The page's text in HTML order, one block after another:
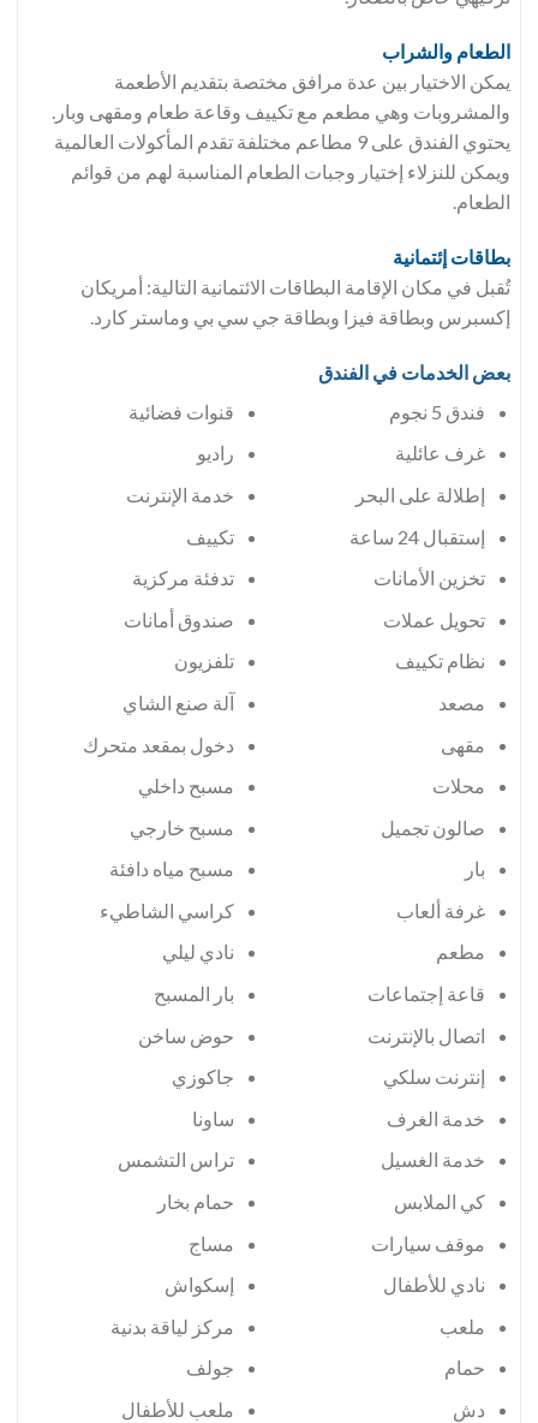
الطعام والشراب
يمكن الاختيار بين عدة مرافق مختصة بتقديم الأطعمة
والمشروبات وهي مطعم مع تكييف وقاعة طعام ومقهى وبار.
يحتوي الفندق على 9 مطاعم مختلفة تقدم المأكولات العالمية
ويمكن للنزلاء إختيار وجبات الطعام المناسبة لهم من قوائم
الطعام.
بطاقات إئتمانية
تُقبل في مكان الإقامة البطاقات الائتمانية التالية: أمريكان
إكسبرس وبطاقة فيزا وبطاقة جي سي بي وماستر كارد.
بعض الخدمات في الفندق
فندق 5 نجوم
غرف عائلية
إطلالة على البحر
إستقبال 24 ساعة
تخزين الأمانات
تحويل عملات
مصعد
مقهى
محلات
صالون تجميل
بار
غرفة ألعاب
مطعم
قاعة إجتماعات
اتصال بالإنترنت
إنترنت سلكي
خدمة الغرف
خدمة الغسيل
كي الملابس
موقف سيارات
نادي للأطفال
ملعب
حمام
دش
قنوات فضائية
راديو
خدمة الإنترنت
تكييف
تدفئة مركزية
صندوق أمانات
تلفزيون
آلة صنع الشاي
دخول بمقعد متحرك
مسبح داخلي
مسبح خارجي
مسبح مياه دافئة
كراسي الشاطيء
نادي ليلي
بار المسبح
حوض ساخن
جاكوزي
ساونا
تراس التشمس
حمام بخار
مساج
إسكواش
مركز لياقة بدنية
جولف
ملعب للأطفال